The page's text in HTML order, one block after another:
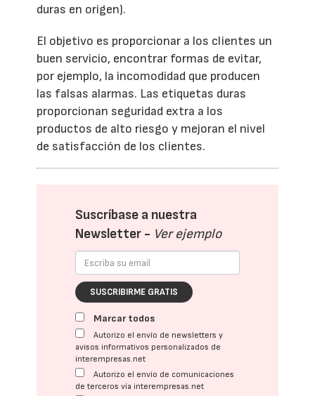
duras en origen).
El objetivo es proporcionar a los clientes un
buen servicio, encontrar formas de evitar,
por ejemplo, la incomodidad que producen
las falsas alarmas. Las etiquetas duras
proporcionan seguridad extra a los
productos de alto riesgo y mejoran el nivel
de satisfacción de los clientes.
Suscríbase a nuestra
Newsletter - Ver ejemplo
SUSCRIBIRME GRATIS
Marcar todos
Autorizo el envío de newsletters y
avisos informativos personalizados de
interempresas.net
Autorizo el envío de comunicaciones
de terceros vía interempresas.net